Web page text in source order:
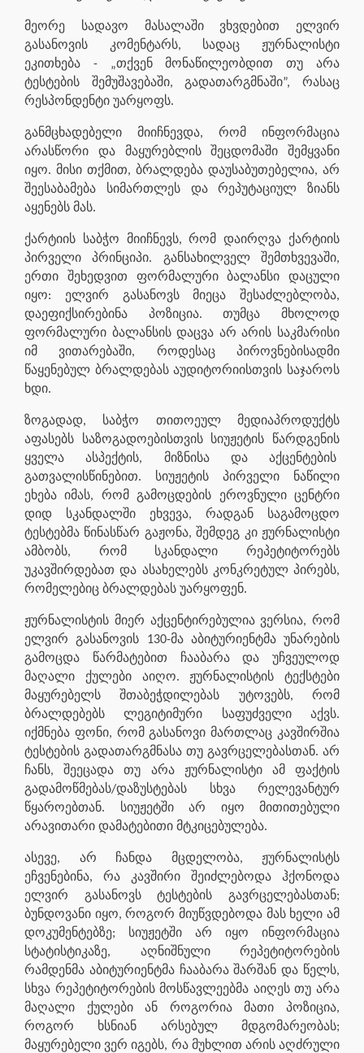
მეორე სადავო მასალაში ვხვდებით ელვირ
გასანოვის კომენტარს, სადაც ჟურნალისტი
ეკითხება - „თქვენ მონაწილეობდით თუ არა
ტესტების შემუშავებაში, გადათარგმნაში”, რასაც
რესპონდენტი უარყოფს.
განმცხადებელი მიიჩნევდა, რომ ინფორმაცია
არასწორი და მაყურებლის შეცდომაში შემყვანი
იყო. მისი თქმით, ბრალდება დაუსაბუთებელია, არ
შეესაბამება სიმართლეს და რეპუტაციულ ზიანს
აყენებს მას.
ქარტიის საბჭო მიიჩნევს, რომ დაირღვა ქარტიის
პირველი პრინციპი. განსახილველ შემთხვევაში,
ერთი შეხედვით ფორმალური ბალანსი დაცული
იყო: ელვირ გასანოვს მიეცა შესაძლებლობა,
დაეფიქსირებინა პოზიცია. თუმცა მხოლოდ
ფორმალური ბალანსის დაცვა არ არის საკმარისი
იმ ვითარებაში, როდესაც პიროვნებისადმი
წაყენებულ ბრალდებას აუდიტორიისთვის საჯაროს
ხდი.
ზოგადად, საბჭო თითოეულ მედიაპროდუქტს
აფასებს საზოგადოებისთვის სიუჟეტის წარდგენის
ყველა ასპექტის, მიზნისა და აქცენტების
გათვალისწინებით. სიუჟეტის პირველი ნაწილი
ეხება იმას, რომ გამოცდების ეროვნული ცენტრი
დიდ სკანდალში ეხვევა, რადგან საგამოცდო
ტესტებმა წინასწარ გაჟონა, შემდეგ კი ჟურნალისტი
ამბობს, რომ სკანდალი რეპეტიტორებს
უკავშირდებათ და ასახელებს კონკრეტულ პირებს,
რომელებიც ბრალდებას უარყოფენ.
ჟურნალისტის მიერ აქცენტირებულია ვერსია, რომ
ელვირ გასანოვის 130-მა აბიტურიენტმა უნარების
გამოცდა წარმატებით ჩააბარა და უჩვეულოდ
მაღალი ქულები აიღო. ჟურნალისტის ტექსტები
მაყურებელს შთაბეჭდილებას უტოვებს, რომ
ბრალდებებს ლეგიტიმური საფუძველი აქვს.
იქმნება ფონი, რომ გასანოვი მართლაც კავშირშია
ტესტების გადათარგმნასა თუ გავრცელებასთან. არ
ჩანს, შეეცადა თუ არა ჟურნალისტი ამ ფაქტის
გადამოწმებას/დაზუსტებას სხვა რელევანტურ
წყაროებთან. სიუჟეტში არ იყო მითითებული
არავითარი დამატებითი მტკიცებულება.
ასევე, არ ჩანდა მცდელობა, ჟურნალისტს
ეჩვენებინა, რა კავშირი შეიძლებოდა ჰქონოდა
ელვირ გასანოვს ტესტების გავრცელებასთან;
ბუნდოვანი იყო, როგორ მიუწვდებოდა მას ხელი ამ
დოკუმენტებზე; სიუჟეტში არ იყო ინფორმაცია
სტატისტიკაზე, აღნიშნული რეპეტიტორების
რამდენმა აბიტურიენტმა ჩააბარა შარშან და წელს,
სხვა რეპეტიტორების მოსწავლეებმა აიღეს თუ არა
მაღალი ქულები ან როგორია მათი პოზიცია,
როგორ ხსნიან არსებულ მდგომარეობას;
მაყურებელი ვერ იგებს, რა მუხლით არის აღძრული